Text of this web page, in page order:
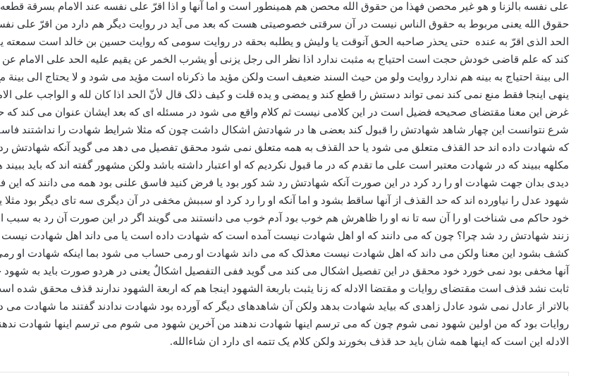
علی نفسه بالزنا و هو غیر محصن فهذا من حقوق الله محصن هم همینطور است و اما آنها و اذا اقرّ علی نفسه عند الامام بسرقة
حقوق الله یعنی مربوط به حقوق الناس نیست در آن سرقتی خصوصیتی هست که بعد می آید در روایت دیگر هم دارد من اقرّ علی
الحد الذی اقرّ به عنده حتی یحذر صاحبه الحق آنوقت یا ولیش و یطلبه بحقه در روایت سومی که روایت حسین بن خالد است سمعته
کند که علم قاضی خودش حجت است احتیاج به مثبت ندارد اذا نظر الی رجل یزنی أو یشرب الخمر عن یقیم علیه الحد علی الامام عن
الی بینة احتیاج به بینه هم ندارد روایت ولو من حیث السند ضعیف است ولکن مؤید ما ذکرناه است مؤید می شود و لا یحتاج الی
ینهی اینجا فقط منع نمی کند نمی تواند دستش را قطع کند و یمضی و یده قلت و کیف ذلک قال لأنّ الحد اذا کان لله و الواجب علی
غرض این معنا مقتضای صحیحه فضیل است در این کلامی نیست ثم کلام واقع می شود در مسئله ای که بعد ایشان عنوان می کند که
شرع نتوانست این چهار شاهد شهادتش را قبول کند بعضی ها در شهادتش اشکال داشت چون که مثلا شرایط شهادت را نداشتند
که شهادت داده اند حد القذف متعلق می شود یا حد القذف به همه متعلق نمی شود محقق تفصیل می دهد می گوید آنکه شهادتش رد
مکلهه ببیند که در شهادت معتبر است علی ما تقدم که در ما قبول نکردیم که او اعتبار داشته باشد ولکن مشهور گفته اند که باید
دیدی بدان جهت شهادت او را رد کرد در این صورت آنکه شهادتش رد شد کور بود یا فرض کنید فاسق علنی بود همه می دانند که
شهود عدل را نیاورده اند که حد القذف از آنها ساقط بشود و اما آنکه او را رد کرد او سببش مخفی در آن دیگری سه تای دیگر بود
خود حاکم می شناخت او را آن سه تا نه او را ظاهرش هم خوب بود آدم خوب می دانستند می گویند اگر در این صورت آن رد به سبب
زنند شهادتش رد شد چرا؟ چون که می دانند که او اهل شهادت نیست آمده است که شهادت داده است یا می داند اهل شهادت نیست
کشف بشود این معنا ولکن می داند که اهل شهادت نیست معذلک که می داند شهادت او رمی حساب می شود بما اینکه شهادت او
آنها مخفی بود نمی خورد خود محقق در این تفصیل اشکال می کند می گوید ففی التفصیل اشکالٌ یعنی در هردو صورت باید به شهود
ثابت نشد قذف است مقتضای روایات و مقتضا الادله که زنا یثبت باربعة الشهود اینجا هم که اربعة الشهود ندارند قذف محقق شده
بالاتر از عادل نمی شود عادل زاهدی که بیاید شهادت بدهد ولکن آن شاهدهای دیگر که آورده بود شهادت ندادند گفتند ما شهادت
روایات بود که من اولین شهود نمی شوم چون که می ترسم اینها شهادت ندهند من آخرین شهود می شوم می ترسم اینها شهادت
الادله این است که اینها همه شان باید حد قذف بخورند ولکن کلام یک تتمه ای دارد ان شاءالله.